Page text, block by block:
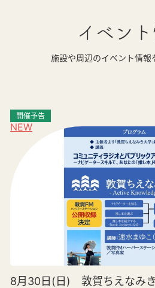
イベン
施設や周辺のイベント情報
NEW
開催予告
8月30日(日) 敦賀ちえなみ